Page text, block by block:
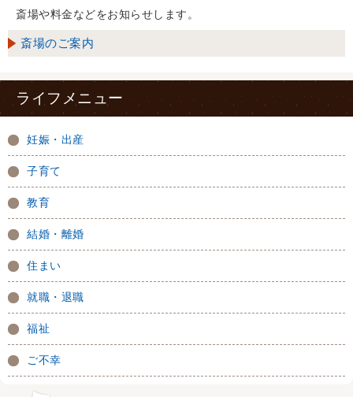
斎場や料金などをお知らせします。
斎場のご案内
ライフメニュー
妊娠・出産
子育て
教育
結婚・離婚
住まい
就職・退職
福祉
ご不幸